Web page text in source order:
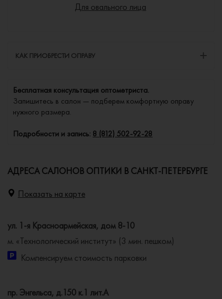
Для овального лица
КАК ПРИОБРЕСТИ ОПРАВУ
Бесплатная консультация оптометриста.
Запишитесь в салон — подберем комфортную оправу
нужного размера.
Подробности и запись: 8 (812) 502-92-28
АДРЕСА САЛОНОВ ОПТИКИ В САНКТ-ПЕТЕРБУРГЕ
Показать на карте
ул. 1-я Красноармейская, дом 8-10
м. «Технологический институт» (3 мин. пешком)
Компенсируем стоимость парковки
пр. Энгельса, д.150 к.1 лит.А